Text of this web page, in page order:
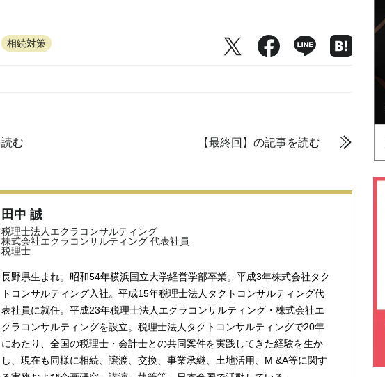
相続対策
む 【最終回】の記事を読む
田中 誠
税理士法人エクラコンサルティング
株式会社エクラコンサルティング 代表社員
税理士
長野県生まれ。昭和54年横浜国立大学経営学部卒業。平成3年株式会社タク
トコンサルティング入社。平成15年税理士法人タクトコンサルティング代
表社員に就任。平成23年税理士法人エクラコンサルティング・株式会社エ
クラコンサルティングを設立。税理士法人タクトコンサルティングで20年
にわたり、全国の税理士・会計士との共同案件を実践してきた経験を生か
し、現在も同様に相続、譲渡、交換、事業承継、土地活用、M &A等に関す